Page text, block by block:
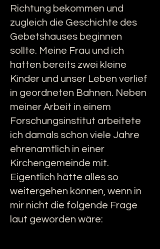
Richtung bekommen und
zugleich die Geschichte des
Gebetshauses beginnen
sollte. Meine Frau und ich
hatten bereits zwei kleine
Kinder und unser Leben verlief
in geordneten Bahnen. Neben
meiner Arbeit in einem
Forschungsinstitut arbeitete
ich damals schon viele Jahre
ehrenamtlich in einer
Kirchengemeinde mit.
Eigentlich hätte alles so
weitergehen können, wenn in
mir nicht die folgende Frage
laut geworden wäre: